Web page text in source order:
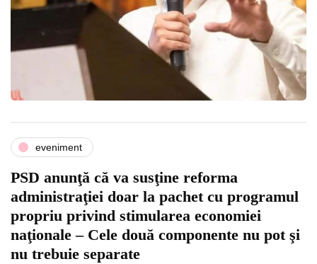
eveniment
PSD anunţă că va susţine reforma
administraţiei doar la pachet cu programul
propriu privind stimularea economiei
naţionale – Cele două componente nu pot şi
nu trebuie separate